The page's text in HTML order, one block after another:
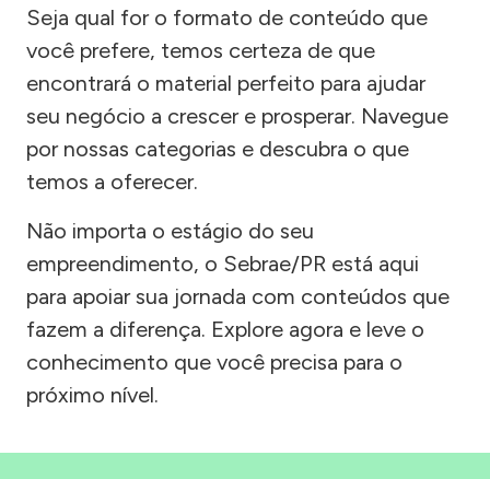
Seja qual for o formato de conteúdo que
você prefere, temos certeza de que
encontrará o material perfeito para ajudar
seu negócio a crescer e prosperar. Navegue
por nossas categorias e descubra o que
temos a oferecer.
Não importa o estágio do seu
empreendimento, o Sebrae/PR está aqui
para apoiar sua jornada com conteúdos que
fazem a diferença. Explore agora e leve o
conhecimento que você precisa para o
próximo nível.